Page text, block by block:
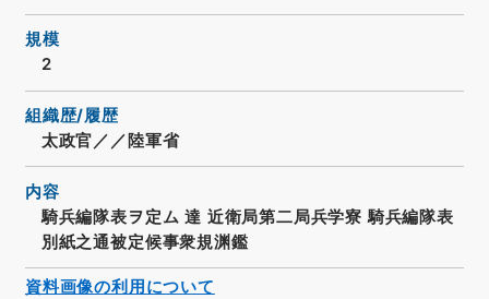
規模
2
組織歴/履歴
太政官／／陸軍省
内容
騎兵編隊表ヲ定ム 達 近衛局第二局兵学寮 騎兵編隊表
別紙之通被定候事衆規渊鑑
資料画像の利用について